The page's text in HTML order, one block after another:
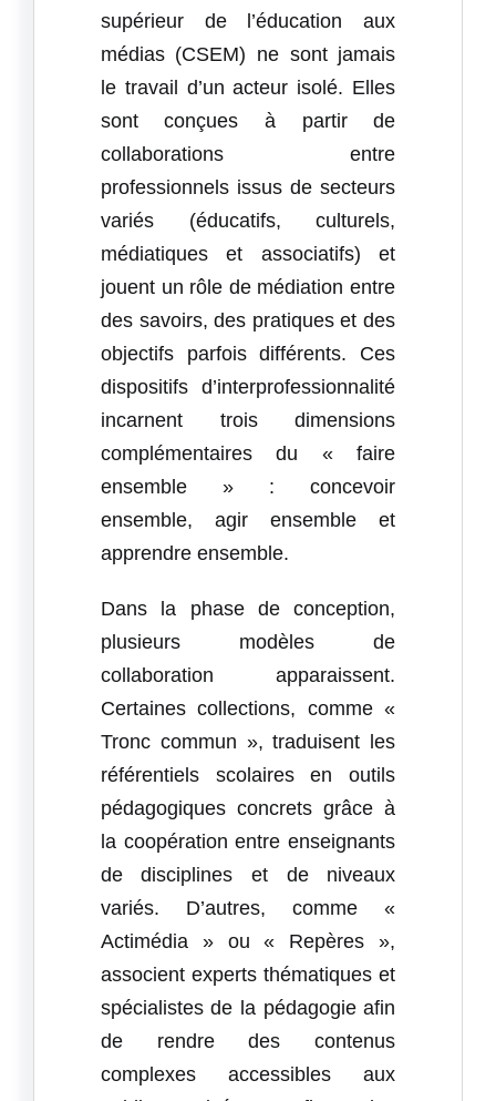
supérieur de l’éducation aux
médias (CSEM) ne sont jamais
le travail d’un acteur isolé. Elles
sont conçues à partir de
collaborations entre
professionnels issus de secteurs
variés (éducatifs, culturels,
médiatiques et associatifs) et
jouent un rôle de médiation entre
des savoirs, des pratiques et des
objectifs parfois différents. Ces
dispositifs d’interprofessionnalité
incarnent trois dimensions
complémentaires du « faire
ensemble » : concevoir
ensemble, agir ensemble et
apprendre ensemble.
Dans la phase de conception,
plusieurs modèles de
collaboration apparaissent.
Certaines collections, comme «
Tronc commun », traduisent les
référentiels scolaires en outils
pédagogiques concrets grâce à
la coopération entre enseignants
de disciplines et de niveaux
variés. D’autres, comme «
Actimédia» ou « Repères »,
associent experts thématiques et
spécialistes de la pédagogie afin
de rendre des contenus
complexes accessibles aux